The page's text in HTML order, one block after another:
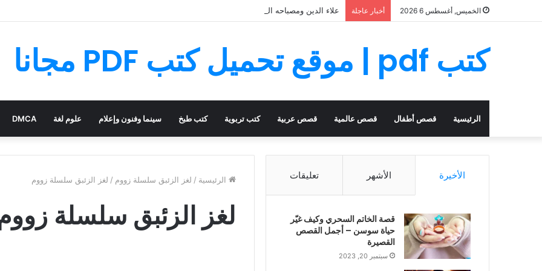
الخميس, أغسطس 6 2026 أخبار عاجلة علاء الدين ومصباحه السحري – قصة رائعة مليئة بالمغامرات
كتب pdf | موقع تحميل كتب PDF مجانا
الرئيسية قصص أطفال قصص عالمية قصص عربية كتب تربوية كتب طبخ سينما وفنون وإعلام علوم لغة DMCA
الرئيسية / لغز الزئبق سلسلة زووم / لغز الزئبق سلسلة زووم
لغز الزئبق سلسلة
الأخيرة الأشهر تعليقات
قصة الخاتم السحري وكيف غيّر
حياة سوسن – أجمل القصص
القصيرة
سبتمبر 20, 2023